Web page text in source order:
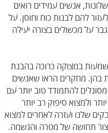
אנשים עמידים רואים
להם לבנות כוח וחוסן. על
על מכשולים בצורה יעילה
במצוקה כרוכה בהבנת
בהן. מחקרים הראו שאנשים
להתמודד טוב יותר עם
ולמצוא סיפוק רב יותר
שלנו ועזרה לאחרים למצוא
תחושה של מטרה והגשמה.